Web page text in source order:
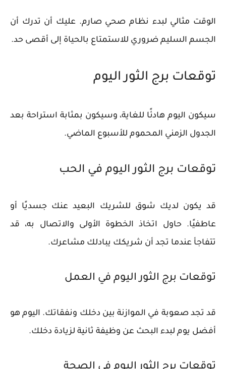
الوقت مثالي لبدء نظام صحي صارم. عليك أن تدرك أن
الجسم السليم ضروري للاستمتاع بالحياة إلى أقصى حد.
توقعات برج الثور اليوم
سيكون اليوم هادئًا للغاية، وسيكون بمثابة استراحة بعد
الجدول الزمني المحموم للأسبوع الماضي.
توقعات برج الثور اليوم في الحب
قد يكون لديك شوق للشريك البعيد عنك جسديًا أو
عاطفيًا. حاول اتخاذ الخطوة الأولى والاتصال به، قد
تتفاجأ عندما تجد أن شريكك يبادلك مشاعرك.
توقعات برج الثور اليوم في العمل
قد تجد صعوبة في الموازنة بين دخلك ونفقاتك. اليوم هو
أفضل يوم لبدء البحث عن وظيفة ثانية لزيادة دخلك.